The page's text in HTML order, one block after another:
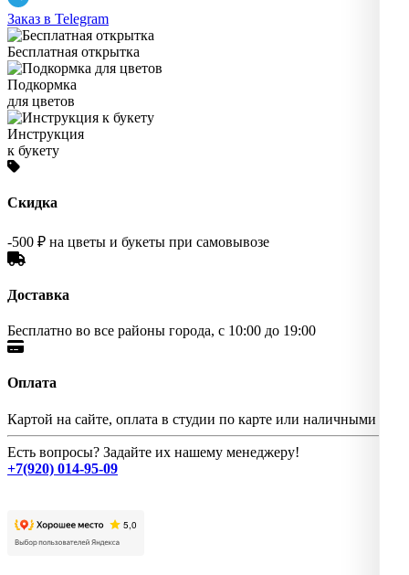
Заказ в Telegram
Бесплатная открытка
Подкормка
для цветов
Инструкция
к букету
Скидка
-500 ₽ на цветы и букеты при самовывозе
Доставка
Бесплатно во все районы города, с 10:00 до 19:00
Оплата
Картой на сайте, оплата в студии по карте или наличными
Есть вопросы? Задайте их нашему менеджеру!
+7(920) 014-95-09